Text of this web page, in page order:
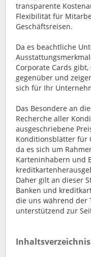
transparente
Flexibilität für
Geschäftsreisen.
Da es beachtliche
Corporate Cards
gegenüber und
sich für Ihr
Das Besondere an
Recherche aller
ausgeschriebene
Konditionsblätter für
da es sich um
Karteninhabern und
Daher gilt an dieser
Banken und
die uns während der
unterstützend zur
Inhaltsverzeichnis